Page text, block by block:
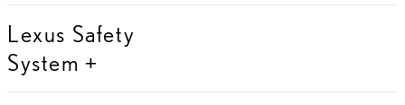
Lexus Safety
System +